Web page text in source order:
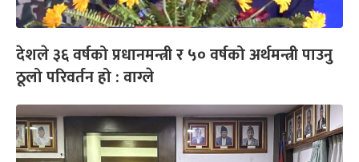
देशले ३६ वर्षको प्रधानमन्त्री र ५० वर्षको अर्थमन्त्री पाउनु
ठूलो परिवर्तन हो : वाग्ले